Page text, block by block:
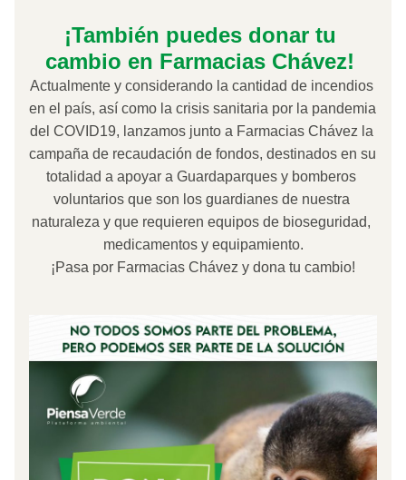
¡También puedes donar tu
cambio en Farmacias Chávez!
Actualmente y considerando la cantidad de incendios
en el país, así como la crisis sanitaria por la pandemia
del COVID19, lanzamos junto a Farmacias Chávez la
campaña de recaudación de fondos, destinados en su
totalidad a apoyar a Guardaparques y bomberos
voluntarios que son los guardianes de nuestra
naturaleza y que requieren equipos de bioseguridad,
medicamentos y equipamiento.
¡Pasa por Farmacias Chávez y dona tu cambio!